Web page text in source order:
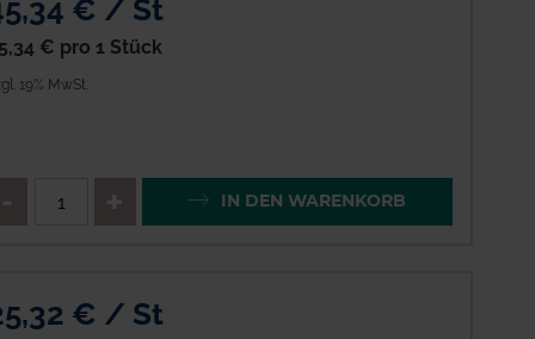
€ / St
€ pro 1 Stück
19% MwSt.
QTY_CONTROL_DECREASE
IN DEN WARENKORB
€ / St